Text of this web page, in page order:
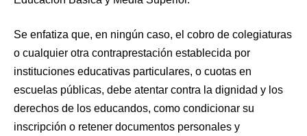
Se enfatiza que, en ningún caso, el cobro de colegiaturas
o cualquier otra contraprestación establecida por
instituciones educativas particulares, o cuotas en
escuelas públicas, debe atentar contra la dignidad y los
derechos de los educandos, como condicionar su
inscripción o retener documentos personales y